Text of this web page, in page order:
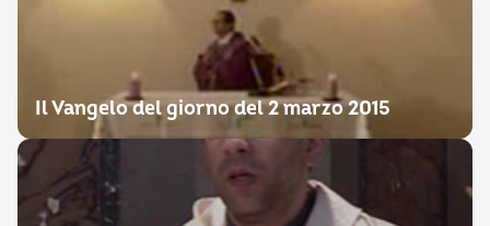
Il Vangelo del giorno del 2 marzo 2015